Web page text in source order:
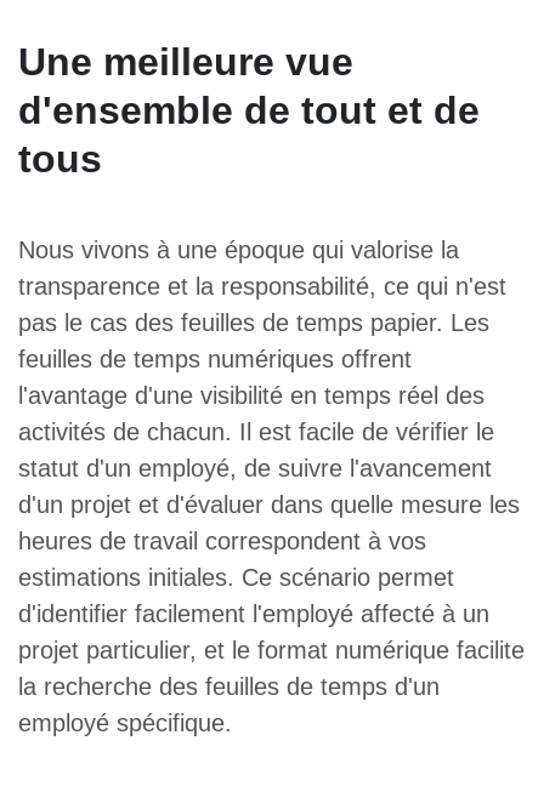
Une meilleure vue
d'ensemble de tout et de
tous
Nous vivons à une époque qui valorise la
transparence et la responsabilité, ce qui n'est
pas le cas des feuilles de temps papier. Les
feuilles de temps numériques offrent
l'avantage d'une visibilité en temps réel des
activités de chacun. Il est facile de vérifier le
statut d'un employé, de suivre l'avancement
d'un projet et d'évaluer dans quelle mesure les
heures de travail correspondent à vos
estimations initiales. Ce scénario permet
d'identifier facilement l'employé affecté à un
projet particulier, et le format numérique facilite
la recherche des feuilles de temps d'un
employé spécifique.